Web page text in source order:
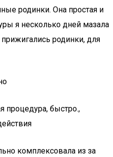
родинки. Она простая и
я несколько дней мазала
родинки, для
процедура, быстро.,
комплексовала из за